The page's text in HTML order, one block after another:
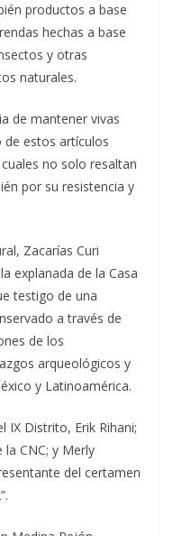
productos a base
hechas a base
y otras
naturales.
de mantener vivas
de estos artículos
no solo resaltan
por su resistencia y
Zacarías Curi
explanada de la Casa
testigo de una
a través de
de los
arqueológicos y
y Latinoamérica.
IX Distrito, Erik Rihani;
la CNC; y Merly
del certamen